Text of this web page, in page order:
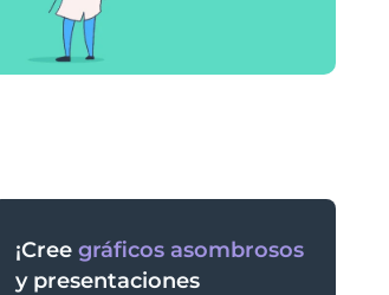
¡Cree gráficos asombrosos
y presentaciones